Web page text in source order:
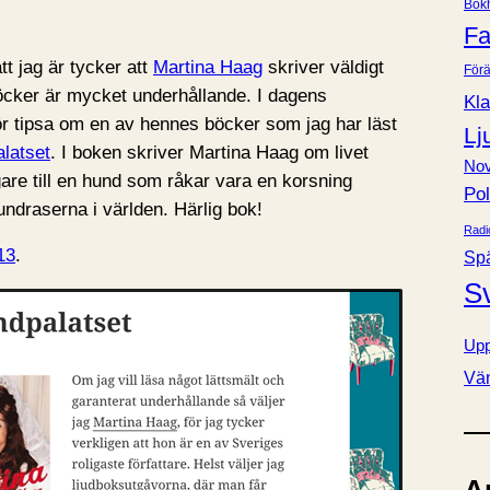
jag är tycker att Martina Haag skriver väldigt
är mycket underhållande. I dagens
tipsa om en av hennes böcker som jag har läst
. I boken skriver Martina Haag om livet
till en hund som råkar vara en korsning
i världen. Härlig bok!
.
e
r